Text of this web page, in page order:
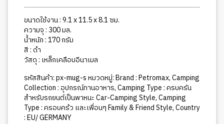
ขนาดใช้งาน : 9.1 x 11.5 x 8.1 ซม.
ความจุ : 300 มล.
น้ำหนัก : 170 กรัม
สี : ดำ
วัสดุ : เหล็กเคลือบอีนาเมล
รหัสสินค้า:px-mug-sหมวดหมู่:Brand : Petromax,Camping
Collection : อุปกรณ์ทานอาหาร,Camping Type : ครบครัน
สำหรับรถยนต์เป็นพาหนะ Car-Camping Style,Camping
Type : ครอบคร้ว และเพื่อนๆ Family & Friend Style,Country
: EU/ GERMANY